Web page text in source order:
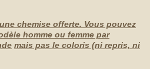
chemise offerte. Vous pouvez
homme ou femme par
mais pas le coloris (ni repris, ni